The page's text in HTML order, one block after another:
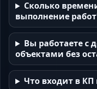
Сколько
выполнение
Вы работаете с
объектами без
Что входит в КП